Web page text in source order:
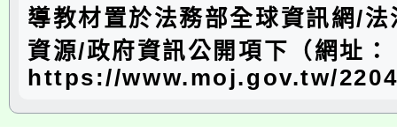
導教材置於法務部全球資訊網/
資源/政府資訊公開項下（網址：
https://www.moj.gov.tw/